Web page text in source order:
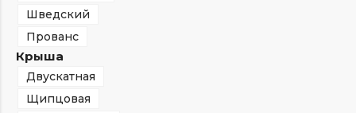
Шведский
Прованс
Крыша
Двускатная
Щипцовая